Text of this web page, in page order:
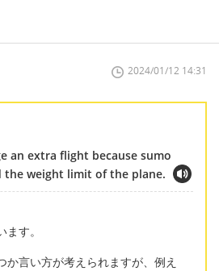
2024/01/12 14:31
an extra flight because sumo
the weight limit of the plane.
す。
か言い方が考えられますが、例え